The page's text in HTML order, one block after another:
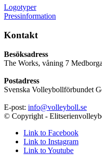
Logotyper
Pressinformation
Kontakt
Besöksadress
The Works, våning 7
Postadress
Svenska Volleybollförbundet
E-post: info@volleyboll.se
© Copyright -
Link to Facebook
Link to Instagram
Link to Youtube